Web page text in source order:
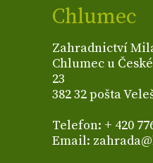
Chlumec
Zahradnictví
Chlumec u
23
382 32 pošta
Telefon: + 420
Email: